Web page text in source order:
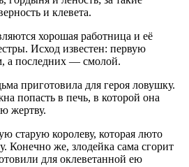
и клевета.
хорошая работница и её
Исход известен: первую
а последних — смолой.
приготовила для героя ловушку.
попасть в печь, в которой она
жертву.
старую королеву, которая люто
Конечно же, злодейка сама сгорит
для оклеветанной ею